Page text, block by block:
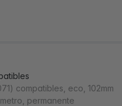
compatibles, eco, 102mm
permanente